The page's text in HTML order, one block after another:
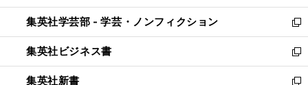
開
く
ウ
で
開
く
ン
ド
ウ
で
開
く
ウ
ィ
ン
ド
ウ
で
集英社学芸部 - 学芸・ノンフィクション
新
し
い
ウ
ィ
集英社ビジネス書
新
し
集英社新書